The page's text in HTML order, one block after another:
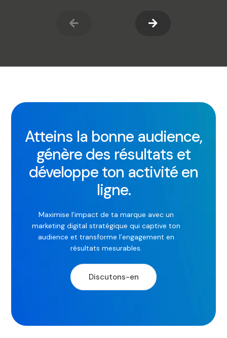
Atteins la bonne audience,
génère des résultats et
développe ton activité en
ligne.
Maximise l’impact de ta marque avec un
marketing digital stratégique qui captive ton
audience et transforme l’engagement en
résultats mesurables.
Discutons-en